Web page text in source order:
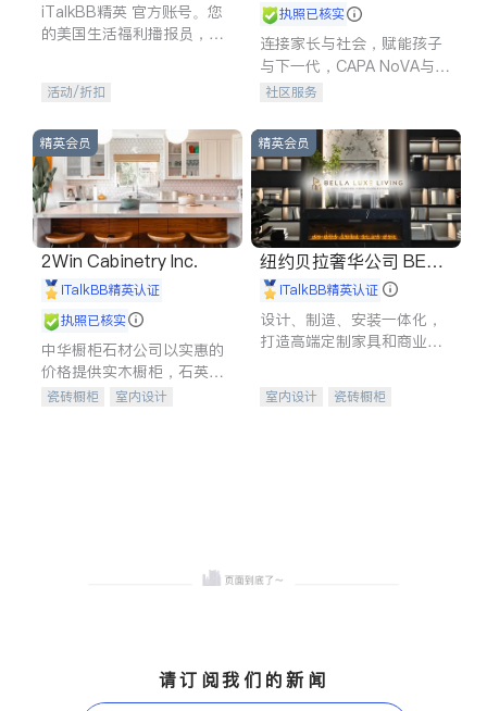
iTalkBB精英 官方账号。您
的美国生活福利播报员，精
专属福利。
活动/折扣
执照已核实
连接家长与社会，赋能孩子
与下一代，CAPA NoVA与您
携手建设包容、公平、充满
社区服务
精英会员
2Win Cabinetry Inc.
iTalkBB精英认证
执照已核实
中华橱柜石材公司以实惠的
价格提供实木橱柜，石英石
台面，多种优质不锈钢水
瓷砖橱柜
室内设计
精英会员
纽约贝拉奢华公司 BELL
A LUXE
iTalkBB精英认证
设计、制造、安装一体化，
打造高端定制家具和商业空
室内设计
瓷砖橱柜
请订阅我们的新闻